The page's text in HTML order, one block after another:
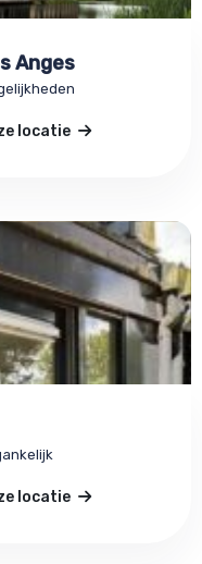
Anges
locatie
locatie